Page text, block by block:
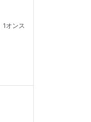
1オンス